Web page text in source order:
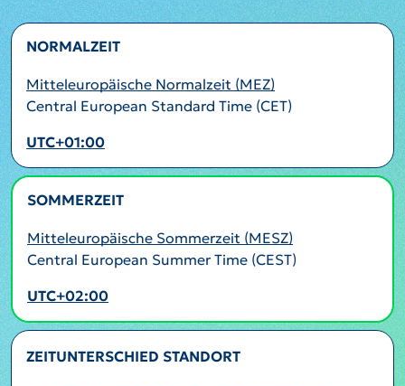
NORMALZEIT
Mitteleuropäische Normalzeit (MEZ)
Central European Standard Time (CET)
UTC+01:00
SOMMERZEIT
Mitteleuropäische Sommerzeit (MESZ)
Central European Summer Time (CEST)
UTC+02:00
ZEITUNTERSCHIED STANDORT